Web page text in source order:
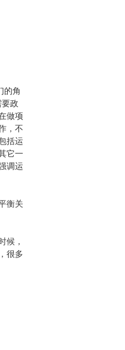
的角
政
做项
，不
括运
它一
调运
衡关
候，
很多